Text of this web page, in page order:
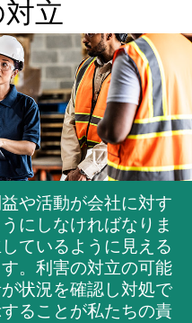
立
や活動が会社に対す
にしなければなりま
ているように見える
。利害の対立の可能
状況を確認し対処で
ることが私たちの責